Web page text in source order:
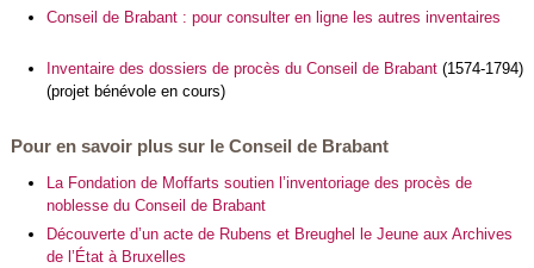
Conseil de Brabant : pour consulter en ligne les autres inventaires
Inventaire des dossiers de procès du Conseil de Brabant(1574-1794)
(projet bénévole en cours)
Pour en savoir plus sur le Conseil de Brabant
La Fondation de Moffarts soutien l’inventoriage des procès de
noblesse du Conseil de Brabant
Découverte d’un acte de Rubens et Breughel le Jeune aux Archives
de l’État à Bruxelles